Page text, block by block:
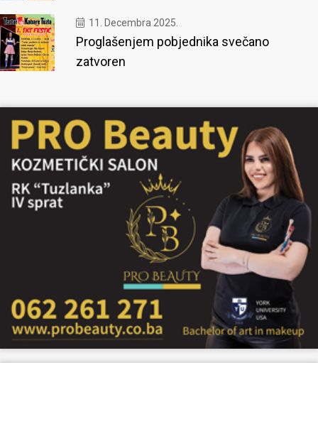
11. Decembra 2025.
Proglašenjem pobjednika svečano
zatvoren